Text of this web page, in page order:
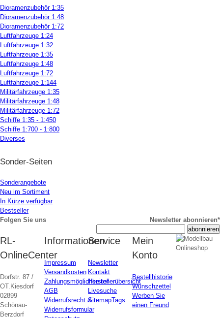
Dioramenzubehör 1:35
Dioramenzubehör 1:48
Dioramenzubehör 1:72
Luftfahrzeuge 1:24
Luftfahrzeuge 1:32
Luftfahrzeuge 1:35
Luftfahrzeuge 1:48
Luftfahrzeuge 1:72
Luftfahrzeuge 1:144
Militärfahrzeuge 1:35
Militärfahrzeuge 1:48
Militärfahrzeuge 1:72
Schiffe 1:35 - 1:450
Schiffe 1:700 - 1:800
Diverses
Sonder-Seiten
Sonderangebote
Neu im Sortiment
In Kürze verfügbar
Bestseller
Folgen Sie uns
Newsletter abonnieren*
RL-
OnlineCenter
Dorfstr. 87 /
OT.Kiesdorf
02899
Schönau-
Berzdorf
Informationen
Impressum
Versandkosten
Zahlungsmöglichkeiten
AGB
Widerrufsrecht &
Widerrufsformular
Service
Newsletter
Kontakt
Herstellerübersicht
Livesuche
SitemapTags
Mein
Konto
Bestellhistorie
Wunschzettel
Werben Sie
einen Freund